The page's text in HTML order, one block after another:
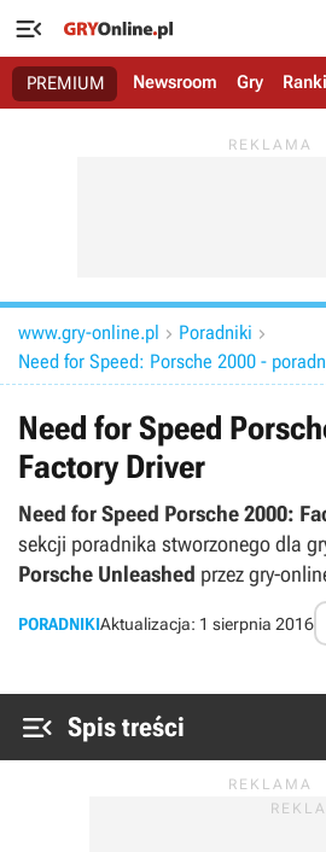

PREMIUM Newsroom Gry
www.gry-online.pl  Poradniki 
Need for Speed: Porsche 2000 -
Need for Speed
Factory Driver
Need for Speed Porsche 2000:
sekcji poradnika stworzonego dla
Porsche Unleashed przez gry-
PORADNIKIAktualizacja: 1 sierpnia 2016
 Spis treści